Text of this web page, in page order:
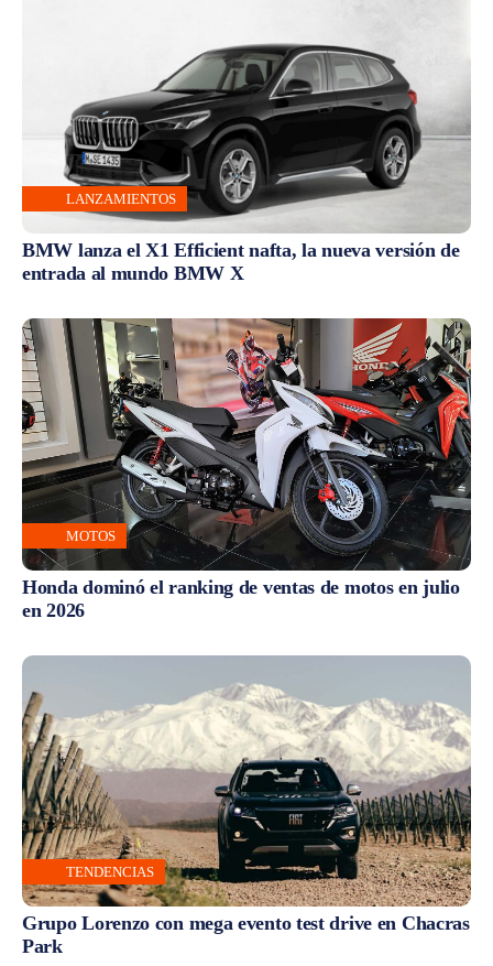
LANZAMIENTOS
BMW lanza el X1 Efficient nafta, la nueva versión de
entrada al mundo BMW X
MOTOS
Honda dominó el ranking de ventas de motos en julio
en 2026
TENDENCIAS
Grupo Lorenzo con mega evento test drive en Chacras
Park